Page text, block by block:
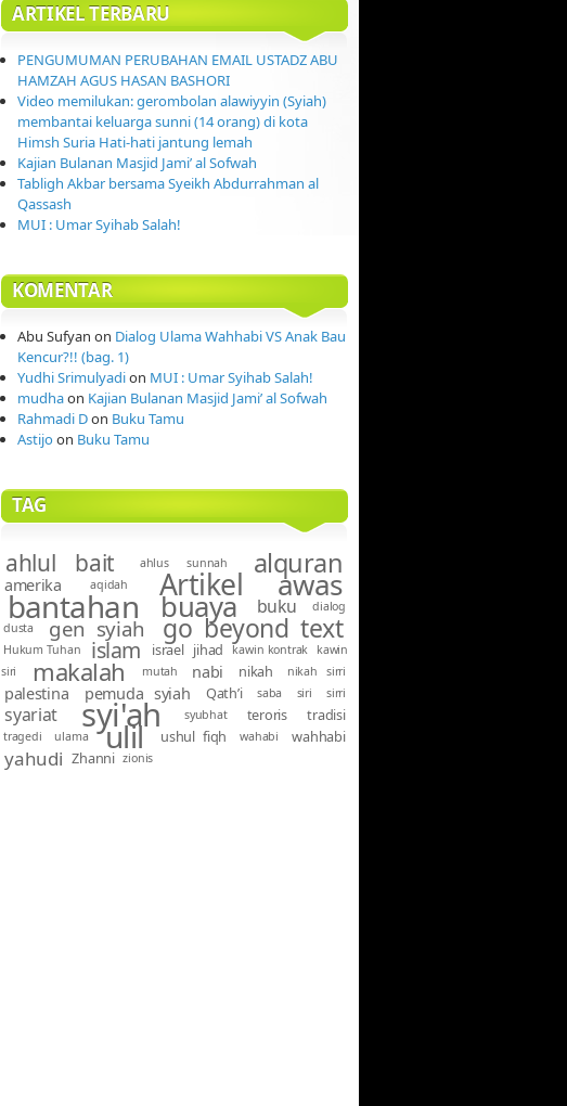
ARTIKEL TERBARU
PENGUMUMAN PERUBAHAN EMAIL USTADZ ABU
HAMZAH AGUS HASAN BASHORI
Video memilukan: gerombolan alawiyyin (Syiah)
membantai keluarga sunni (14 orang) di kota
Himsh Suria Hati-hati jantung lemah
Kajian Bulanan Masjid Jami’ al Sofwah
Tabligh Akbar bersama Syeikh Abdurrahman al
Qassash
MUI : Umar Syihab Salah!
KOMENTAR
Abu Sufyan on Dialog Ulama Wahhabi VS Anak Bau
Kencur?!! (bag. 1)
Yudhi Srimulyadion MUI : Umar Syihab Salah!
mudhaon Kajian Bulanan Masjid Jami’ al Sofwah
Rahmadi Don Buku Tamu
Astijoon Buku Tamu
TAG
ahlul bait ahlus sunnah alquran
amerika aqidah Artikel awas
bantahan buaya buku
dialog
dusta
gen syiah go beyond text
Hukum Tuhan islam israel jihad kawin kontrak
kawin
siri
makalah mutah nabi nikah nikah sirri
palestina pemuda syiah Qath’i saba siri sirri
syariat syi'ah syubhat teroris tradisi
tragedi ulama ulil ushul fiqh wahabi wahhabi
yahudi Zhanni zionis